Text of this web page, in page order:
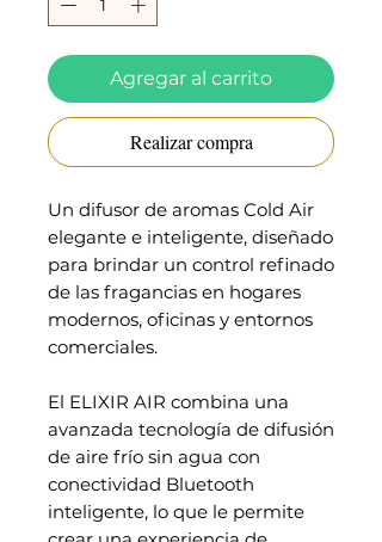
Agregar al carrito
Realizar compra
Un difusor de aromas Cold Air
elegante e inteligente, diseñado
para brindar un control refinado
de las fragancias en hogares
modernos, oficinas y entornos
comerciales.
El ELIXIR AIR combina una
avanzada tecnología de difusión
de aire frío sin agua con
conectividad Bluetooth
inteligente, lo que le permite